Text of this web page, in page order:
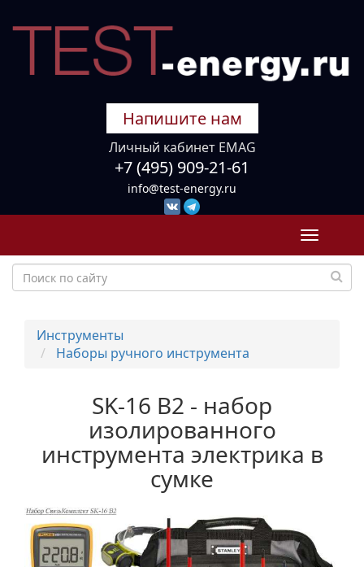
Напишите нам
Личный кабинет EMAG
+7 (495) 909-21-61
info@test-energy.ru
Toggle
Инструменты
Наборы ручного инструмента
SK-16 B2 - набор
изолированного
инструмента электрика в
сумке